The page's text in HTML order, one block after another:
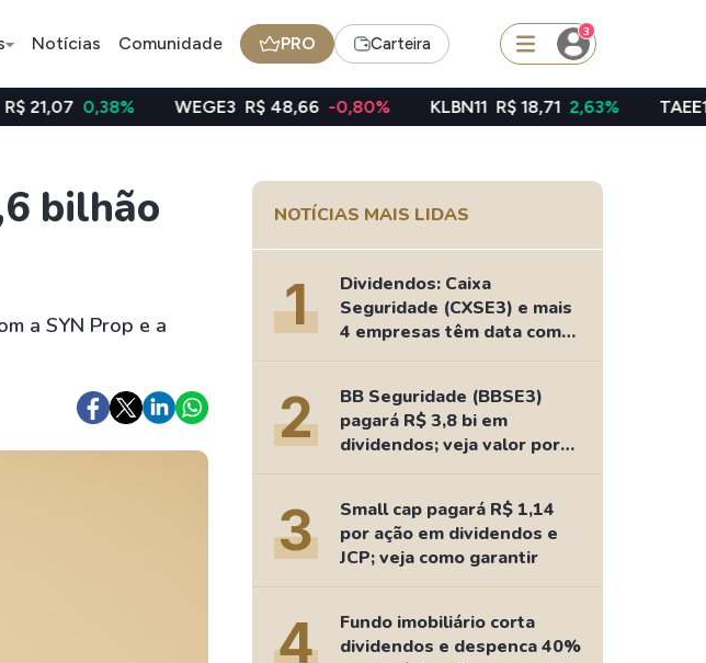
Notícias Comunidade PRO Carteira
3
SpaceX
Criptomoedas
Bitcoin
Ethereum
Binance Coin - BNB
Ideias
Agenda de Dividendos
Radar do Dividendo Inteligente
As Ações Mais Buscadas
Guia do Iniciante
WEGE3 R$ 48,66 -0,80% KLBN11 R$ 18,71 2,63% TAEE11 R$ 40,06
bilhão
a SYN Prop e a
NOTÍCIAS MAIS LIDAS
1
Dividendos: Caixa
Seguridade (CXSE3) e mais
4 empresas têm data com
nesta 2ª feira
2
BB Seguridade (BBSE3)
pagará R$ 3,8 bi em
dividendos; veja valor por
ação
3
Small cap pagará R$ 1,14
por ação em dividendos e
JCP; veja como garantir
4
Fundo imobiliário corta
dividendos e despenca 40%